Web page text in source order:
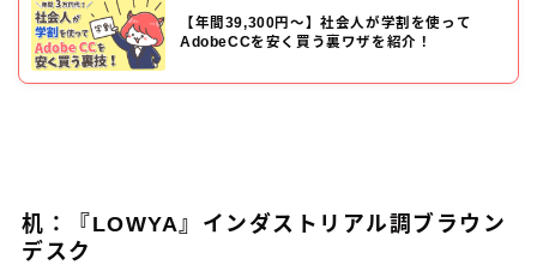
【年間39,300円〜】社会人が学割を使って
AdobeCCを安く買う裏ワザを紹介！
机：『LOWYA』インダストリアル調ブラウン
デスク